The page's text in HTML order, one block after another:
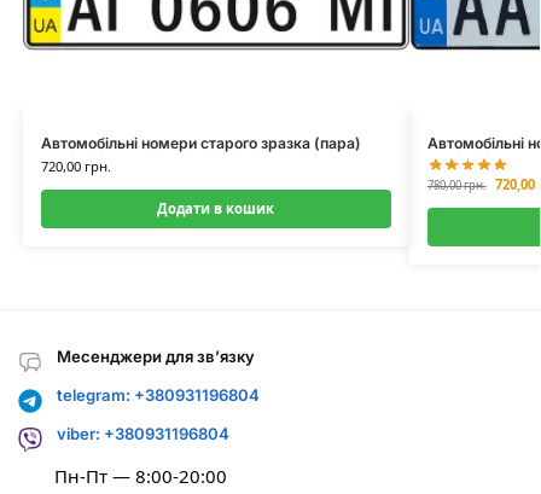
Автомобільні номери старого зразка (пара)
720,00 грн.
Додати в кошик
Автомобільні
780,00грн. 720,00
Месенджери для зв’язку
telegram: +380931196804
viber: +380931196804
Пн-Пт — 8:00-20:00